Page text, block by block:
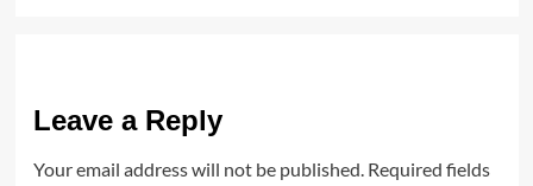
Leave a Reply
Your email address will not be published. Required fields